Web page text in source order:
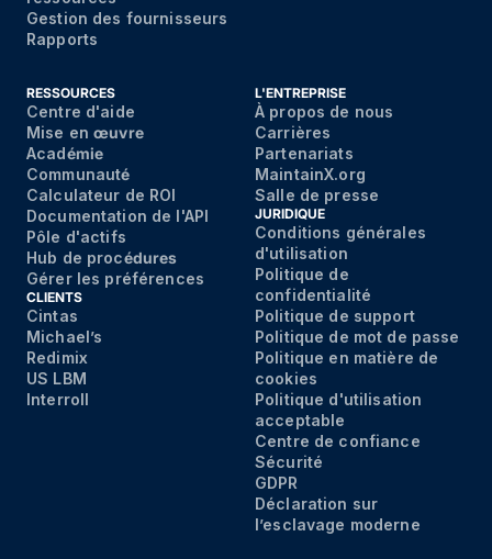
Gestion des fournisseurs
Rapports
RESSOURCES
Centre d'aide
Mise enœuvre
Académie
Communauté
Calculateur de ROI
Documentation de l'API
Pôle d'actifs
Hub de procédures
Gérer les préférences
CLIENTS
Cintas
Michael’s
Redimix
US LBM
Interroll
L'ENTREPRISE
À propos de nous
Carrières
Partenariats
MaintainX.org
Salle de presse
JURIDIQUE
Conditions générales
d'utilisation
Politique de
confidentialité
Politique de support
Politique de mot de passe
Politique en matière de
cookies
Politique d'utilisation
acceptable
Centre de confiance
Sécurité
GDPR
Déclaration sur
l’esclavage moderne